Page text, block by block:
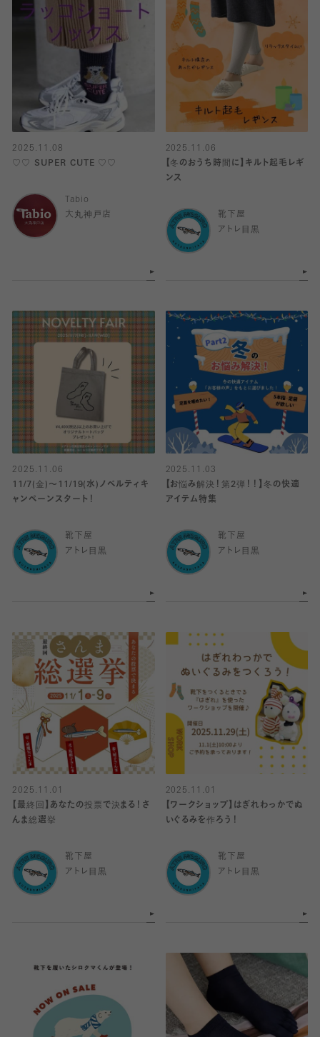
2025.11.08
♡♡ SUPER CUTE ♡♡
Tabio
大丸神戸店
2025.11.06
【冬のおうち時間に】キルト起毛レギ
ンス
靴下屋
アトレ目黒
2025.11.06
11/7(金)〜11/19(水)ノベルティキ
ャンペーンスタート！
靴下屋
アトレ目黒
2025.11.03
【お悩み解決！第2弾！！】冬の快適
アイテム特集
靴下屋
アトレ目黒
2025.11.01
【最終回】あなたの投票で決まる！さ
んま総選挙
靴下屋
アトレ目黒
2025.11.01
【ワークショップ】はぎれわっかでぬ
いぐるみを作ろう！
靴下屋
アトレ目黒